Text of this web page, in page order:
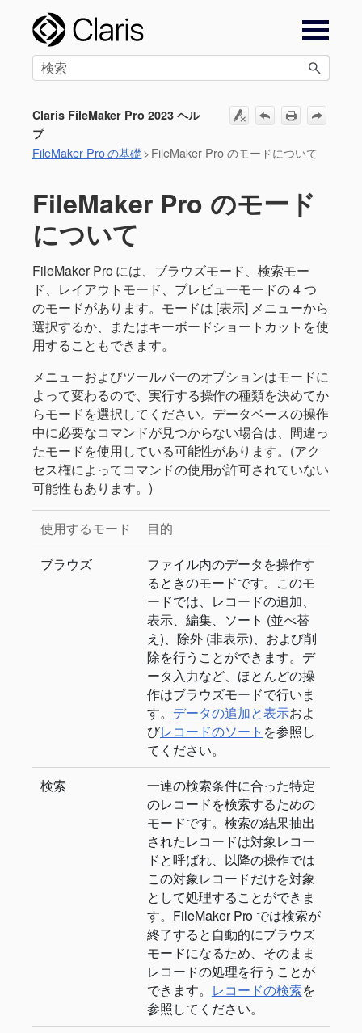
メイン コンテンツにスキップ
Claris FileMaker Pro 2023 ヘル
プ
FileMaker Pro の基礎>FileMaker Pro のモードについて
FileMaker Pro のモード
について
FileMaker Pro には、ブラウズモード、検索モー
ド、レイアウトモード、プレビューモードの 4 つ
のモードがあります。モードは [表示] メニューから
選択するか、またはキーボードショートカットを使
用することもできます。
メニューおよびツールバーのオプションはモードに
よって変わるので、実行する操作の種類を決めてか
らモードを選択してください。データベースの操作
中に必要なコマンドが見つからない場合は、間違っ
たモードを使用している可能性があります。(アク
セス権によってコマンドの使用が許可されていない
可能性もあります。)
使用するモード
目的
ブラウズ
ファイル内のデータを操作す
るときのモードです。このモ
ードでは、レコードの追加、
表示、編集、ソート (並べ替
え)、除外 (非表示)、および削
除を行うことができます。デ
ータ入力など、ほとんどの操
作はブラウズモードで行いま
す。 データの追加と表示およ
びレコードのソート を参照し
てください。
検索
一連の検索条件に合った特定
のレコードを検索するための
モードです。検索の結果抽出
されたレコードは対象レコー
ドと呼ばれ、以降の操作では
この対象レコードだけを対象
として処理することができま
す。FileMaker Pro では検索が
終了すると自動的にブラウズ
モードになるため、そのまま
レコードの処理を行うことが
できます。 レコードの検索を
参照してください。